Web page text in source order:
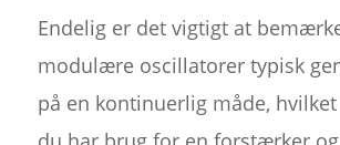
Endelig er det vigtigt at
modulære oscillatorer typisk
på en kontinuerlig måde,